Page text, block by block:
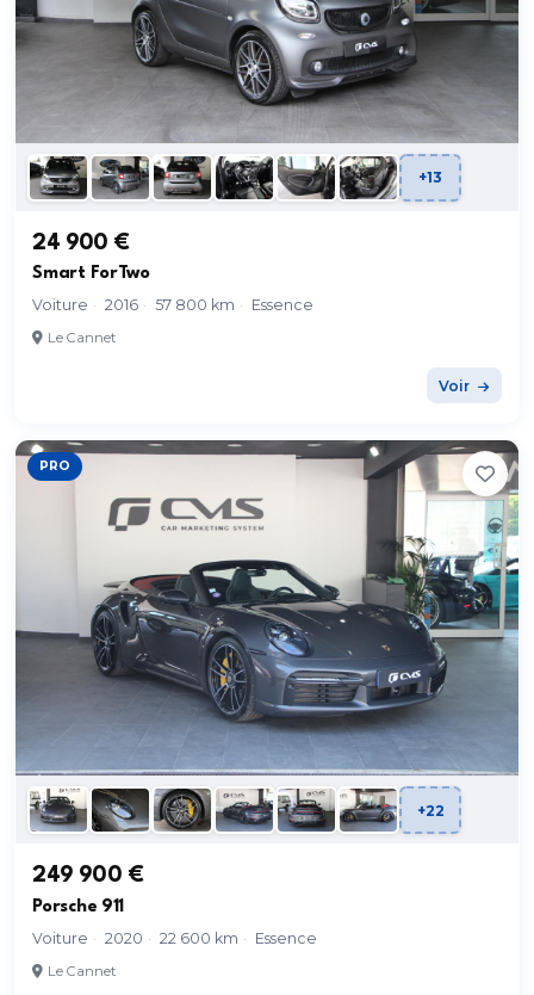
+13
24 900 €
Smart ForTwo
Voiture · 2016 · 57 800 km · Essence
Le Cannet
Voir
PRO
+22
249 900 €
Porsche 911
Voiture · 2020 · 22 600 km · Essence
Le Cannet